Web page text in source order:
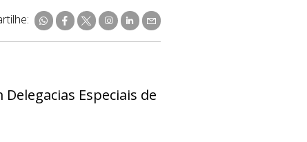
Especiais de